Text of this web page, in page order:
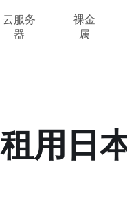
云服务
器
裸金
属
租用日